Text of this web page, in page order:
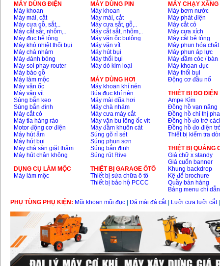
MÁY DÙNG ĐIỆN
Máy khoan
Máy mài, cắt
Máy cưa gỗ, sắt,..
Máy cắt sắt, nhôm,..
Máy đục bê tông
Máy khò nhiệt thổi bụi
Máy chà nhám
Máy đánh bóng
Máy soi phay router
Máy bào gỗ
Máy làm mộc
Máy vặn ốc
Máy vặn vít
Súng bắn keo
Súng bắn đinh
Máy cắt cỏ
Máy tỉa hàng rào
Motor động cơ điện
Máy hút ẩm
Máy hút bụi
Máy chà sàn giặt thảm
Máy hút chân không
DỤNG CỤ LÀM MỘC
Máy làm mộc
MÁY DÙNG PIN
Máy khoan
Máy mài, cắt
Máy cưa sắt, gỗ,..
Máy cắt sắt, nhôm,..
Máy vặn ốc bulông
Máy vặn vít
Máy hút bụi
Máy thổi bụi
Máy dò kim loại
MÁY DÙNG HƠI
Máy khoan khí nén
Búa đục khí nén
Máy mài dũa hơi
Máy chà nhám
Máy cưa máy cắt
Máy vặn bu lông ốc vít
Máy đầm khuôn cát
Súng gõ rỉ sét
Súng phun sơn
Súng bắn đinh
Súng rút Rive
THIÊT BỊ GARAGE ÔTÔ
Thiết bị sửa chữa ô tô
Thiết bị bảo hộ PCCC
MÁY CHẠY
Máy bơm nước
Máy phát điện
Máy cắt cỏ
Máy cưa xích
Máy cắt bê tông
Máy phun hóa chất
Máy phun áp lực
Máy đầm cóc / bàn
Máy khoan đục
Máy thổi bụi
Động cơ đầu nổ
THIÊT BỊ ĐO ĐIỆN
Ampe Kìm
Đồng hồ vạn năng
Đồng hồ chỉ thị pha
Đồng hồ đo trở
Đồng hồ đo điện
Thiết bị kiểm tra
THIỆT BỊ QUẢNG
Giá chữ x standy
Giá cuốn banner
Khung backdrop
Kệ để brochure
Quầy bán hàng
Bảng menu chỉ dẫn
PHỤ TÙNG PHỤ KIỆN: Mũi khoan mũi đục Đá mài đá cắt| Lưỡi cưa lưỡi cắt